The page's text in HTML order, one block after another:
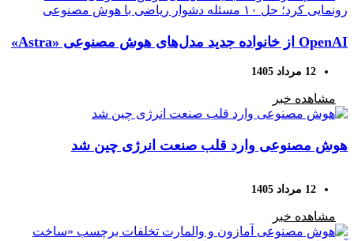
OpenAI از خانواده جدید مدل‌های هوش مصنوعی «Astra»
12 مرداد 1405
مشاهده خبر
هوش مصنوعی وارد قلب صنعت انرژی چین شد
12 مرداد 1405
مشاهده خبر